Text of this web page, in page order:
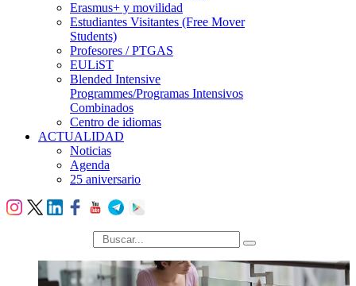
Erasmus+ y movilidad
Estudiantes Visitantes (Free Mover
Students)
Profesores / PTGAS
EULiST
Blended Intensive
Programmes/Programas Intensivos
Combinados
Centro de idiomas
ACTUALIDAD
Noticias
Agenda
25 aniversario
búsqueda